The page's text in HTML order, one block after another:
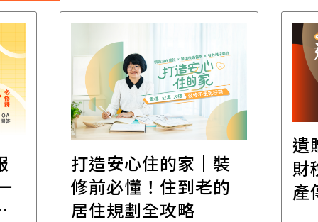
打造安心住的家｜裝
修前必懂！住到老的
居住規劃全攻略
遺
財
產